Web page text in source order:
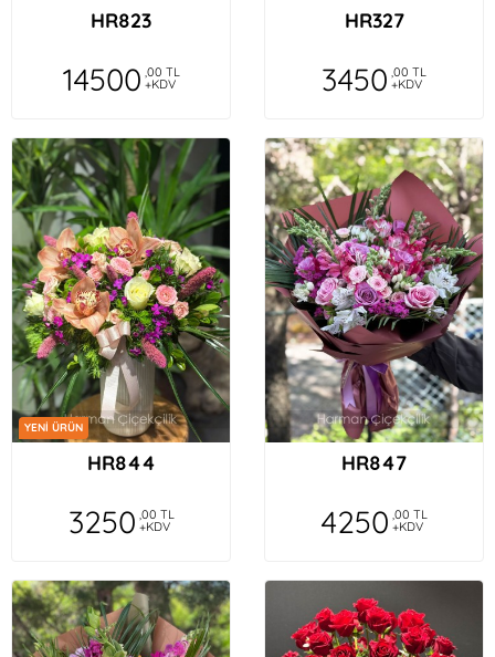
HR823
14500 ,00 TL
+KDV
HR327
3450 ,00 TL
+KDV
YENİ ÜRÜN
HR844
3250 ,00 TL
+KDV
HR847
4250 ,00 TL
+KDV